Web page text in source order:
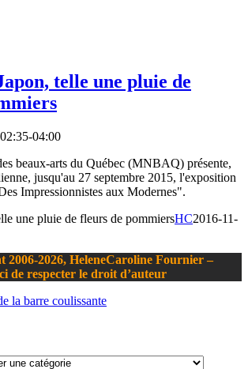
telle une pluie de
04:00
beaux-arts du Québec (MNBAQ) présente,
jusqu'au 27 septembre 2015, l'exposition
Impressionnistes aux Modernes".
une pluie de fleurs de pommiersHC2016-11-
2006-2026, HeleneCaroline Fournier –
de respecter le droit d’auteur
la barre coulissante